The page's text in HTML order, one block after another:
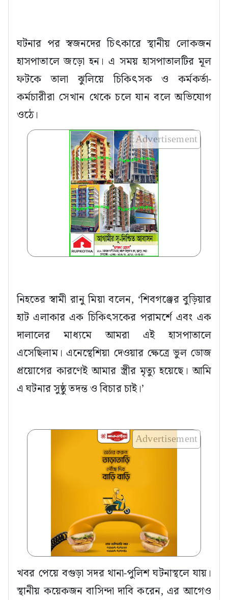
ঘটনার পর স্বজনদের চিৎকারে স্থানীয় লোকজন
হাসপাতালে জড়ো হন। এ সময় হাসপাতালটির মূল
ফটকে তালা ঝুলিয়ে চিকিৎসক ও কর্মকর্তা-
কর্মচারীরা সেখান থেকে চলে যান বলে অভিযোগ
ওঠে।
Advertisement
নিহতের স্বামী রানু মিয়া বলেন, ‘শিবগঞ্জের বুড়িয়ার
হাট এলাকার এক চিকিৎসকের পরামর্শে এবং এক
দালালের মাধ্যমে আমরা এই হাসপাতালে
এসেছিলাম। এনেস্থেশিয়া দেওয়ার ক্ষেত্রে ভুল ডোজ
প্রয়োগের কারণেই আমার স্ত্রীর মৃত্যু হয়েছে। আমি
এ ঘটনার সুষ্ঠু তদন্ত ও বিচার চাই।’
Advertisement
খবর পেয়ে বগুড়া সদর থানা-পুলিশ ঘটনাস্থলে যায়।
স্থানীয় কয়েকজন বাসিন্দা দাবি করেন, এর আগেও